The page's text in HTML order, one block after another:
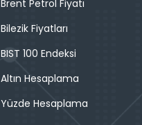
Brent Petrol Fiyatı
Bilezik Fiyatları
BIST 100 Endeksi
Altın Hesaplama
Yüzde Hesaplama